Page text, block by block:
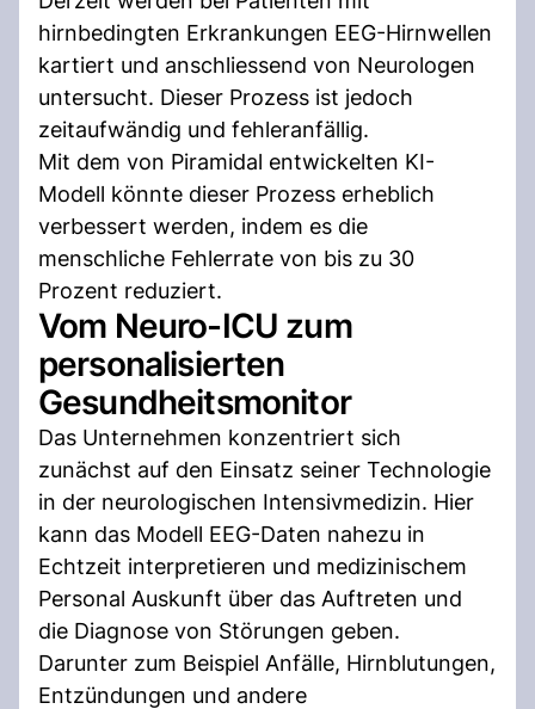
hirnbedingten Erkrankungen EEG-Hirnwellen
kartiert und anschliessend von Neurologen
untersucht. Dieser Prozess ist jedoch
zeitaufwändig und fehleranfällig.
Mit dem von Piramidal entwickelten KI-
Modell könnte dieser Prozess erheblich
verbessert werden, indem es die
menschliche Fehlerrate von bis zu 30
Prozent reduziert.
Vom Neuro-ICU zum
personalisierten
Gesundheitsmonitor
Das Unternehmen konzentriert sich
zunächst auf den Einsatz seiner Technologie
in der neurologischen Intensivmedizin. Hier
kann das Modell EEG-Daten nahezu in
Echtzeit interpretieren und medizinischem
Personal Auskunft über das Auftreten und
die Diagnose von Störungen geben.
Darunter zum Beispiel Anfälle, Hirnblutungen,
Entzündungen und andere